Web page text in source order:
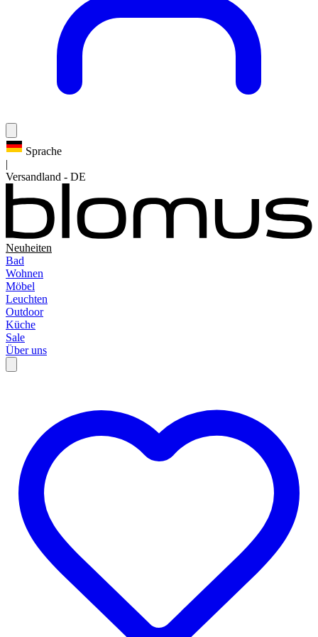
Sprache
|
Versandland - DE
Neuheiten
Bad
Wohnen
Möbel
Leuchten
Outdoor
Küche
Sale
Über uns